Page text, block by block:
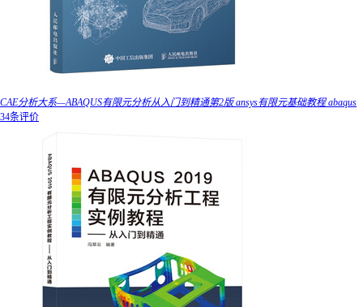
CAE分析大系—ABAQUS有限元分析从入门到精通第2版 ansys有限元基础教程 abaqus
34条评价